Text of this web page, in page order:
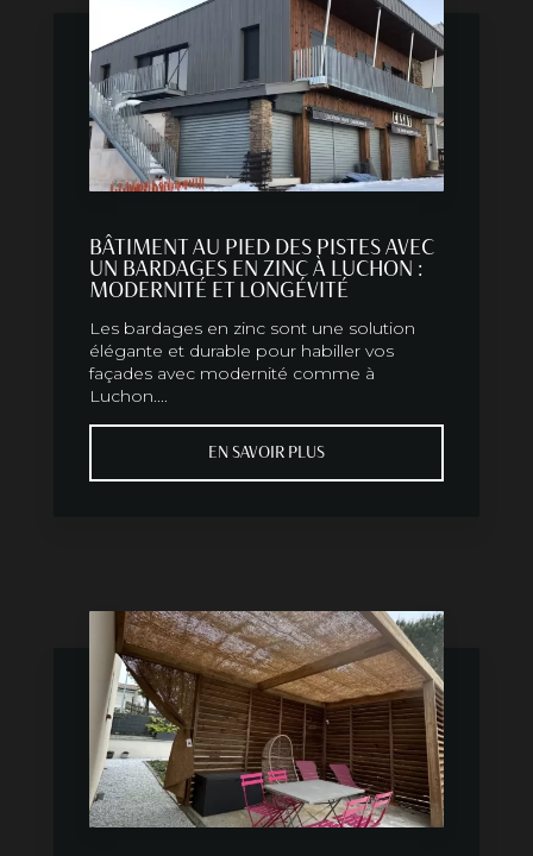
BÂTIMENT AU PIED DES PISTES AVEC
UN BARDAGES EN ZINC À LUCHON :
MODERNITÉ ET LONGÉVITÉ
Les bardages en zinc sont une solution
élégante et durable pour habiller vos
façades avec modernité comme à
Luchon....
EN SAVOIR PLUS